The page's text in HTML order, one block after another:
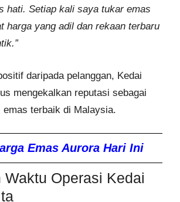
hati. Setiap kali saya tukar emas
harga yang adil dan rekaan terbaru
daripada pelanggan, Kedai
mengekalkan reputasi sebagai
emas terbaik di Malaysia.
Emas Aurora Hari Ini
Waktu Operasi Kedai